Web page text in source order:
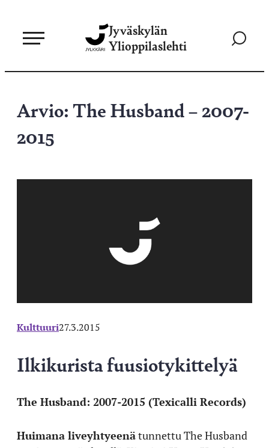
sisältöön
Jyväskylän
Ylioppilaslehti
Siirry
Arvio: The Husband – 2007-
2015
Kulttuuri27.3.2015
Ilkikurista fuusiotykittelyä
The Husband: 2007-2015 (Texicalli Records)
Huimana liveyhtyeenätunnettu The Husband